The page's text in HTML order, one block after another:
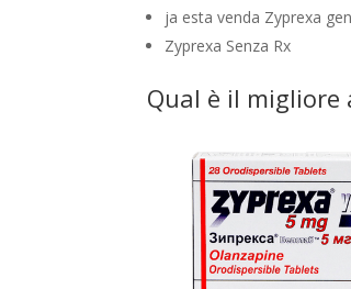
ja esta venda Zyprexa
Zyprexa Senza Rx
Qual è il migliore